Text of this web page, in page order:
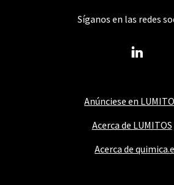
Anúnciese en
Acerca de LUMITOS
Acerca de
Síganos en las redes